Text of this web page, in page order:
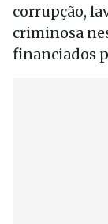
corrupção,
criminosa
financiados